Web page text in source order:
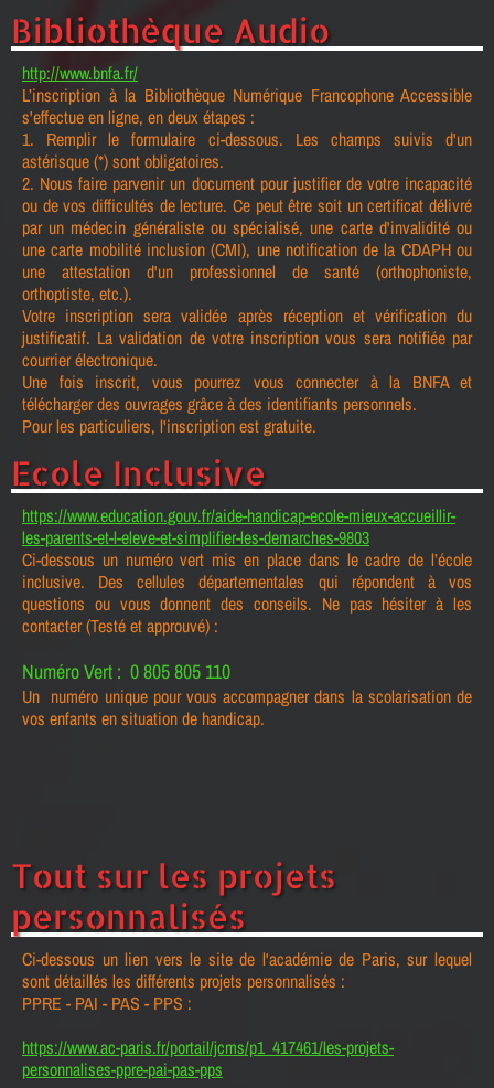
Bibliothèque Audio
http://www.bnfa.fr/
L’inscription à la Bibliothèque Numérique Francophone Accessible
s'effectue en ligne, en deux étapes :
1. Remplir le formulaire ci-dessous. Les champs suivis d'un
astérisque (*) sont obligatoires.
2. Nous faire parvenir un document pour justifier de votre incapacité
ou de vos difficultés de lecture. Ce peut être soit un certificat délivré
par un médecin généraliste ou spécialisé, une carte d'invalidité ou
une carte mobilité inclusion (CMI), une notification de la CDAPH ou
une attestation d'un professionnel de santé (orthophoniste,
orthoptiste, etc.).
Votre inscription sera validée après réception et vérification du
justificatif. La validation de votre inscription vous sera notifiée par
courrier électronique.
Une fois inscrit, vous pourrez vous connecter à la BNFA et
télécharger des ouvrages grâce à des identifiants personnels.
Pour les particuliers, l'inscription est gratuite.
Ecole Inclusive
https://www.education.gouv.fr/aide-handicap-ecole-mieux-accueillir-
les-parents-et-l-eleve-et-simplifier-les-demarches-9803
Ci-dessous un numéro vert mis en place dans le cadre de l’école
inclusive. Des cellules départementales qui répondent à vos
questions ou vous donnent des conseils. Ne pas hésiter à les
contacter (Testé et approuvé) :
Numéro Vert : 0 805 805 110
Un numéro unique pour vous accompagner dans la scolarisation de
vos enfants en situation de handicap.
Tout sur les projets
personnalisés
Ci-dessous un lien vers le site de l'académie de Paris, sur lequel
sont détaillés les différents projets personnalisés :
PPRE - PAI - PAS - PPS :
https://www.ac-paris.fr/portail/jcms/p1_417461/les-projets-
personnalises-ppre-pai-pas-pps